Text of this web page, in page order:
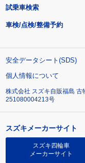
試乗車検索
車検/点検/整備予約
安全データシート(SDS)
個人情報について
株式会社 スズキ自販福島
251080004213号
スズキメーカーサイト
スズキ四輪車
メーカーサイト